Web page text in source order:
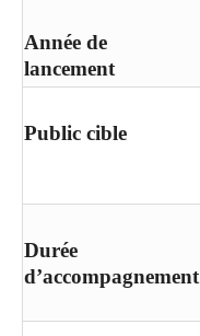
Année de
lancement
Public cible
Durée
d’accompagnement